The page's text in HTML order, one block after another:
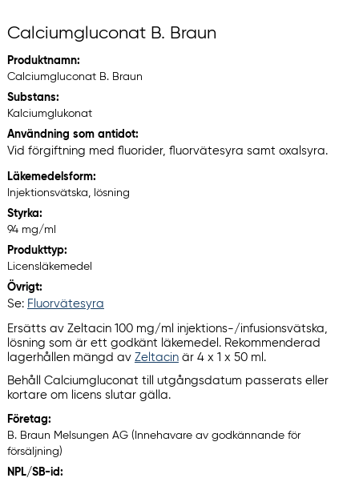
Calciumgluconat B. Braun
Produktnamn:
Calciumgluconat B. Braun
Substans:
Kalciumglukonat
Användning som antidot:
Vid förgiftning med fluorider, fluorvätesyra samt oxalsyra.
Läkemedelsform:
Injektionsvätska, lösning
Styrka:
94 mg/ml
Produkttyp:
Licensläkemedel
Övrigt:
Se: Fluorvätesyra
Ersätts av Zeltacin 100 mg/ml injektions-/infusionsvätska,
lösning som är ett godkänt läkemedel. Rekommenderad
lagerhållen mängd av Zeltacinär 4 x 1 x 50 ml.
Behåll Calciumgluconat till utgångsdatum passerats eller
kortare om licens slutar gälla.
Företag:
B. Braun Melsungen AG (Innehavare av godkännande för
försäljning)
NPL/SB-id: